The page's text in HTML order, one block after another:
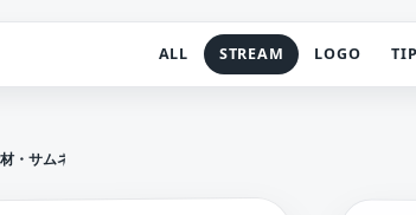
ALL STREAM LOGO
・サムネ素材】